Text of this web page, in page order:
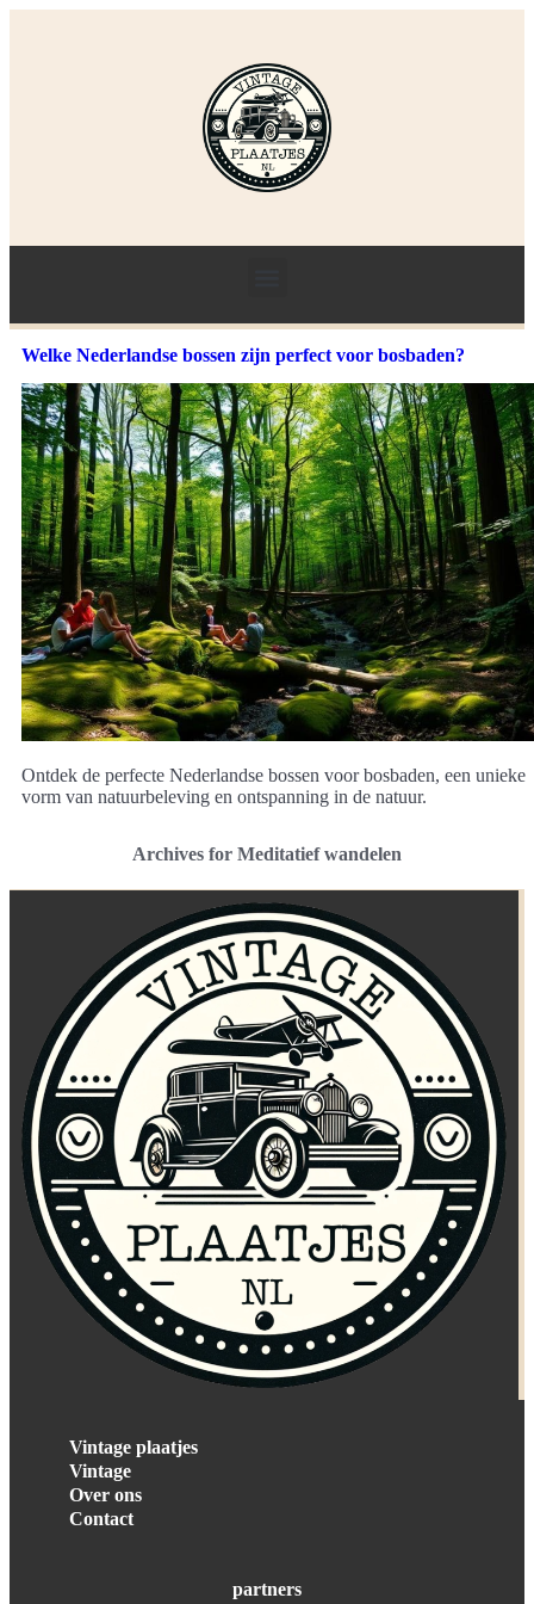
Welke Nederlandse bossen zijn perfect voor bosbaden?
Ontdek de perfecte Nederlandse bossen voor bosbaden, een unieke
vorm van natuurbeleving en ontspanning in de natuur.
Archives for Meditatief wandelen
Vintage plaatjes
Vintage
Over ons
Contact
partners